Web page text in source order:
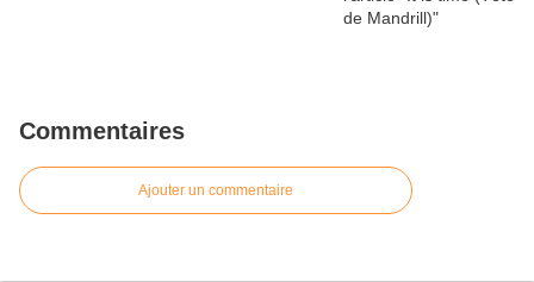
Commentaires
Ajouter un commentaire